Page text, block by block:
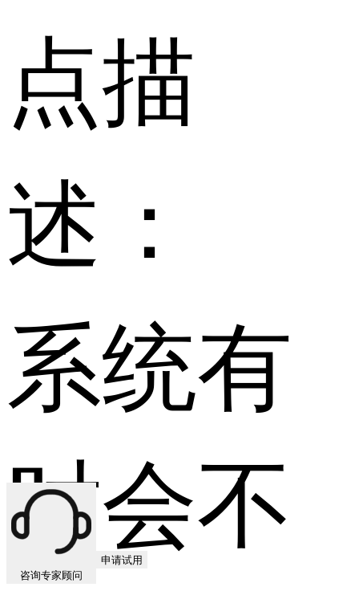
点描
述：
系统有
时会不
咨询专家顾问
申请试用